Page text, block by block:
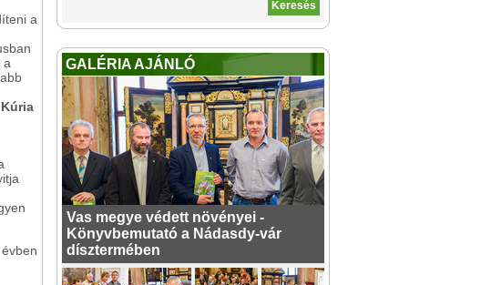
a
a
GALÉRIA AJÁNLÓ
Vas megye védett növényei -
Könyvbemutató a Nádasdy-vár
dísztermében